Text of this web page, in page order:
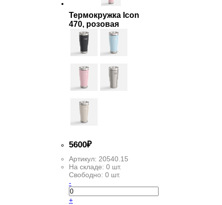
Термокружка Icon
470, розовая
5600₽
Артикул: 20540.15
На складе: 0 шт.
Свободно: 0 шт.
-
+